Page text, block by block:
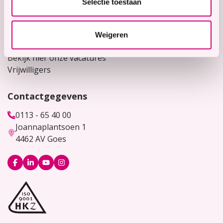
Selectie toestaan
Weigeren
Voor verwijzers
Werken bij
Bekijk hier onze vacatures
Vrijwilligers
Contactgegevens
0113 - 65 40 00
Joannaplantsoen 1
4462 AV Goes
Logo
Facebook
Logo
LinkedIn
LogoLogo